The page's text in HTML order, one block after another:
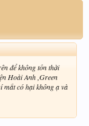
để không tốn thời
Hoài Anh ,Green
mắt có hại không ạ và